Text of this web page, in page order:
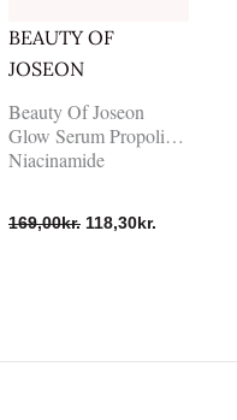
BEAUTY OF
JOSEON
Beauty Of Joseon
Glow Serum Propolis +
Niacinamide
169,00kr. 118,30kr.